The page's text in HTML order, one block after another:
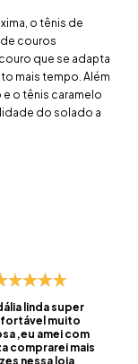
o tênis de
couros
que se adapta
mais tempo. Além
o tênis caramelo
do solado a
linda super
muito
,eu amei com
comprarei mais
nessa loja